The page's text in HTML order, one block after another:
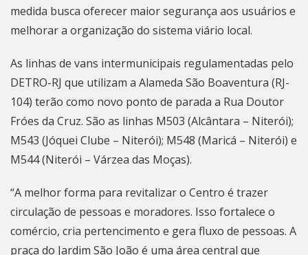
medida busca oferecer maior segurança aos usuários e
melhorar a organização do sistema viário local.
As linhas de vans intermunicipais regulamentadas pelo
DETRO-RJ que utilizam a Alameda São Boaventura (RJ-
104) terão como novo ponto de parada a Rua Doutor
Fróes da Cruz. São as linhas M503 (Alcântara – Niterói);
M543 (Jóquei Clube – Niterói); M548 (Maricá – Niterói) e
M544 (Niterói – Várzea das Moças).
“A melhor forma para revitalizar o Centro é trazer
circulação de pessoas e moradores. Isso fortalece o
comércio, cria pertencimento e gera fluxo de pessoas. A
praça do Jardim São João é uma área central que